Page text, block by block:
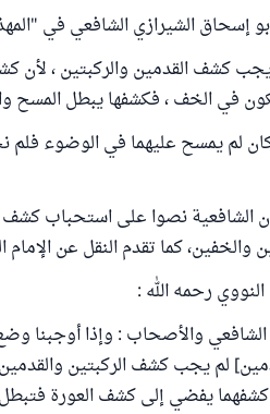
إسحاق الشيرازي الشافعي في "المهذب"
كشف القدمين والركبتين ، لأن
في الخف ، فكشفها يبطل المسح
لم يمسح عليهما في الوضوء فلم
الشافعية نصوا على استحباب
والخفين، كما تقدم النقل عن
رحمه الله :
والأصحاب : وإذا أوجبنا
لم يجب كشف الركبتين
يفضي إلى كشف العورة فتبطل